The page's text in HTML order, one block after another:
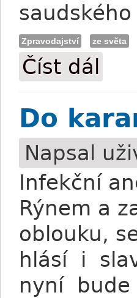
Zpravodajství ze světa
Číst dál
Do
Napsal
Infekční
Rýnem a
oblouku,
hlásí i
nyní bude